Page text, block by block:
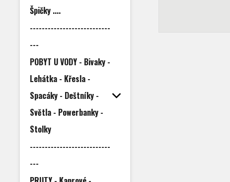
Špičky ....
---------------------------
---
POBYT U VODY - Bivaky -
Lehátka - Křesla -
Spacáky - Deštníky -
Světla - Powerbanky -
Stolky
---------------------------
---